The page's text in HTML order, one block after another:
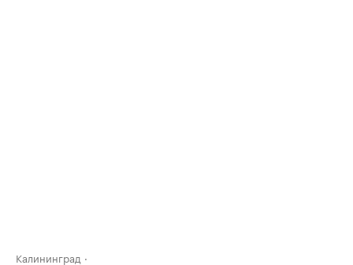
Калининград